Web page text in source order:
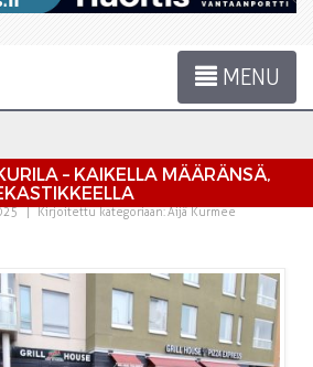
MENU
– KAIKELLA MÄÄRÄNSÄ,
| Kirjoitettu kategoriaan:Äijä Kurmee